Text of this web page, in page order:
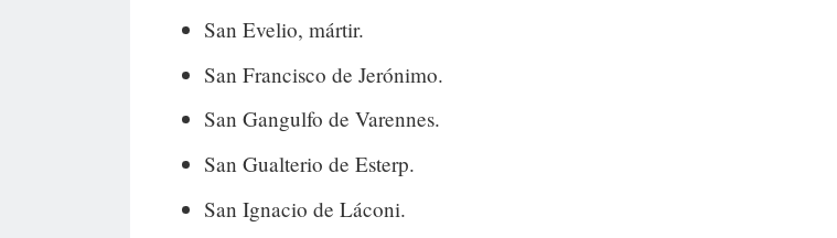
San Evelio, mártir.
San Francisco de Jerónimo.
San Gangulfo de Varennes.
San Gualterio de Esterp.
San Ignacio de Láconi.